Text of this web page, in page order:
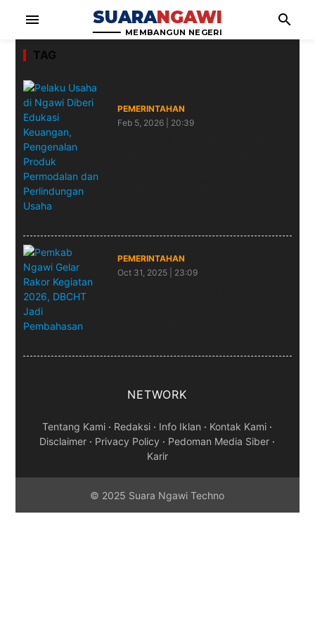
menu SUARANGAWI
MEMBANGUN NEGERI
search
TAG
PEMERINTAHAN
Feb 5, 2026 | 20:39
PEMERINTAHAN
Oct 31, 2025 | 23:09
NETWORK
Tentang Kami · Redaksi · Info Iklan · Kontak Kami ·
Disclaimer · Privacy Policy · Pedoman Media Siber ·
Karir
© 2025 Suara Ngawi Techno